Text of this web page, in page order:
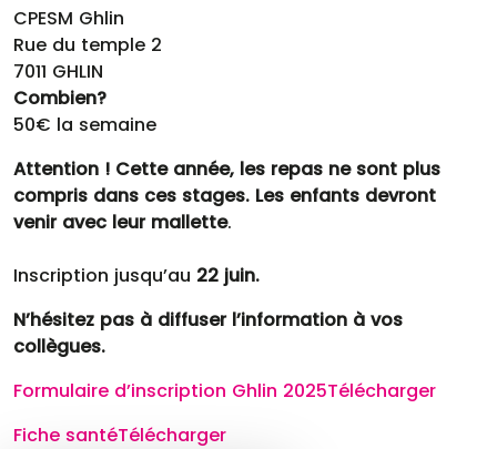
CPESM Ghlin
Rue du temple 2
7011 GHLIN
Combien?
50€ la semaine
Attention ! Cette année, les repas ne sont plus
compris dans ces stages. Les enfants devront
venir avec leur mallette.
Inscription jusqu’au 22 juin.
N’hésitez pas à diffuser l’information à vos
collègues.
Formulaire d’inscription Ghlin 2025Télécharger
Fiche santéTélécharger